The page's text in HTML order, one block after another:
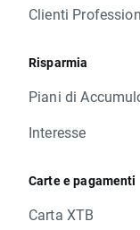
Clienti
Risparmia
Piani di
Interesse
Carte e pagamenti
Carta XTB